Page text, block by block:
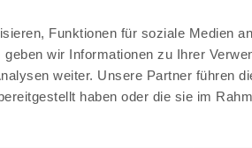
Funktionen für soziale Medien
wir Informationen zu Ihrer
weiter. Unsere Partner führen
haben oder die sie im
learn
more
about:
Familienfreizeit